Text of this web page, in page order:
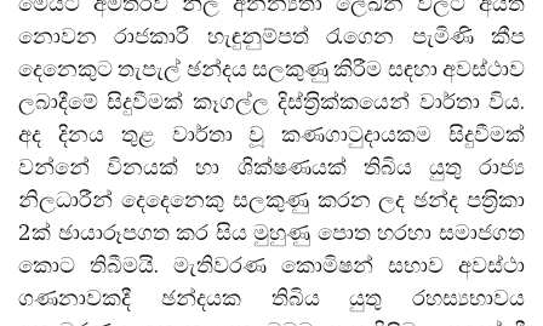
නොවන රාජකාරී හැඳුනුම්පත් රැගෙන පැමිණි කීප
දෙනෙකුට තැපැල් ඡන්දය සලකුණු කිරීම සඳහා අවස්ථාව
ලබාදීමේ සිදුවීමක් කෑගල්ල දිස්ත‍්‍රික්කයෙන් වාර්තා විය.
අද දිනය තුළ වාර්තා වූ කණගාටුදායකම සිදුවීමක්
වන්නේ විනයක් හා ශික්ෂණයක් තිබිය යුතු රාජ්‍ය
නිලධාරීන් දෙදෙනෙකු සලකුණු කරන ලද ඡන්ද පත‍්‍රිකා
2ක් ඡායාරූපගත කර සිය මුහුණු පොත හරහා සමාජගත
කොට තිබීමයි. මැතිවරණ කොමිෂන් සභාව අවස්ථා
ගණනාවකදී ඡන්දයක තිබිය යුතු රහස්‍යභාවය